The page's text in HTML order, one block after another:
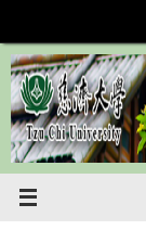
content